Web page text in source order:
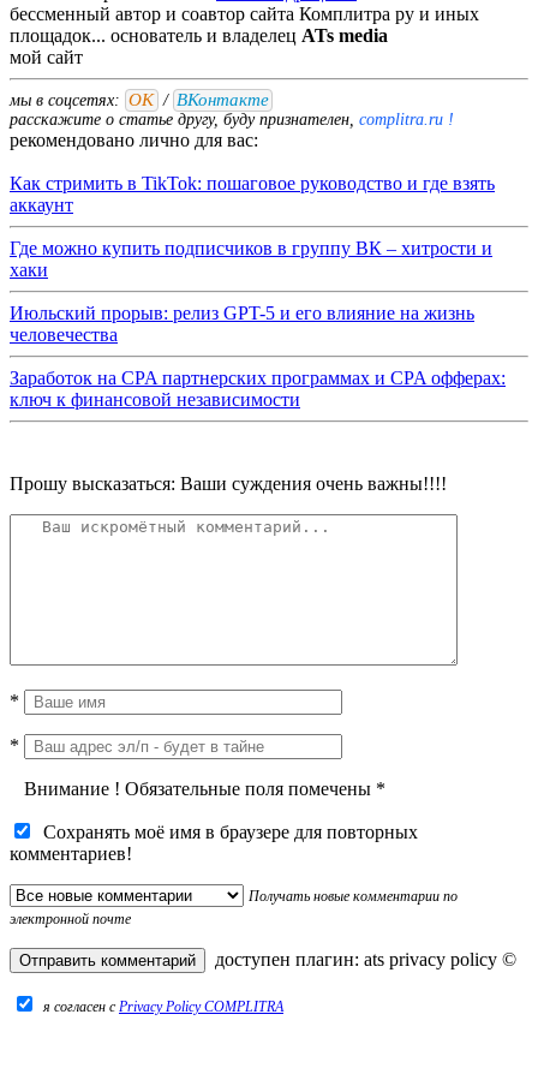
бессменный автор и соавтор сайта Комплитра ру и иных
площадок... основатель и владелец ATs media
мой сайт
мы в соцсетях: ОК / ВКонтакте
расскажите о статье другу, буду признателен, complitra.ru !
рекомендовано лично для вас:
Как стримить в TikTok: пошаговое руководство и где взять
аккаунт
Где можно купить подписчиков в группу ВК – хитрости и
хаки
Июльский прорыв: релиз GPT-5 и его влияние на жизнь
человечества
Заработок на CPA партнерских программах и CPA офферах:
ключ к финансовой независимости
Прошу высказаться: Ваши суждения очень важны!!!!
*
*
Внимание ! Обязательные поля помечены *
Сохранять моё имя в браузере для повторных
комментариев!
Получать новые комментарии по
электронной почте
доступен плагин: ats privacy policy ©
я согласен cPrivacy Policy COMPLITRA